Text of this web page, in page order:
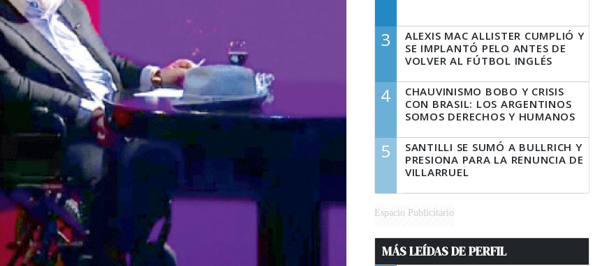
3
ALEXIS MAC ALLISTER CUMPLIÓ Y
SE IMPLANTÓ PELO ANTES DE
VOLVER AL FÚTBOL INGLÉS
4
CHAUVINISMO BOBO Y CRISIS
CON BRASIL: LOS ARGENTINOS
SOMOS DERECHOS Y HUMANOS
5
SANTILLI SE SUMÓ A BULLRICH Y
PRESIONA PARA LA RENUNCIA DE
VILLARRUEL
Espacio Publicitario
MÁS LEÍDAS DE PERFIL